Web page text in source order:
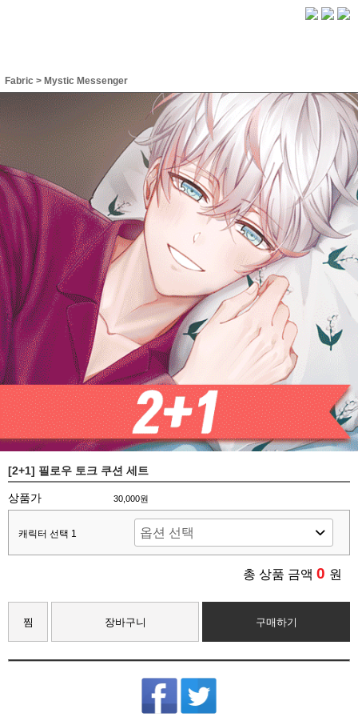
Fabric > Mystic Messenger
[2+1] 필로우 토크 쿠션 세트
상품가 30,000원
캐릭터 선택 1
총 상품 금액 0 원
찜 장바구니 구매하기